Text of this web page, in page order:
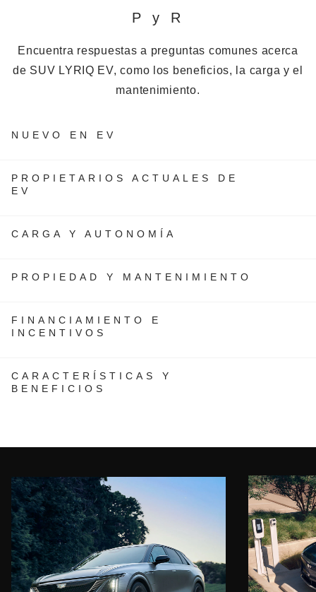
P y R
Encuentra respuestas a preguntas comunes acerca
de SUV LYRIQ EV, como los beneficios, la carga y el
mantenimiento.
NUEVO EN EV
PROPIETARIOS ACTUALES DE
EV
CARGA Y AUTONOMÍA
PROPIEDAD Y MANTENIMIENTO
FINANCIAMIENTO E
INCENTIVOS
CARACTERÍSTICAS Y
BENEFICIOS